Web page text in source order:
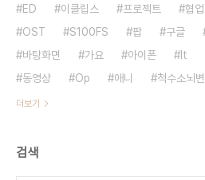
ED
이클립스 프로젝트 협업
OST
S100FS 팝 구글
바탕화면
가요 아이폰 It
동영상
Op 애니 척수소뇌
더보기
검색